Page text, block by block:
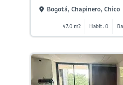
Bogotá, Chapinero, Chico
47.0 m2 Habit. 0